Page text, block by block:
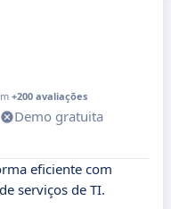
+200 avaliações
Demo gratuita
eficiente com
serviços de TI.